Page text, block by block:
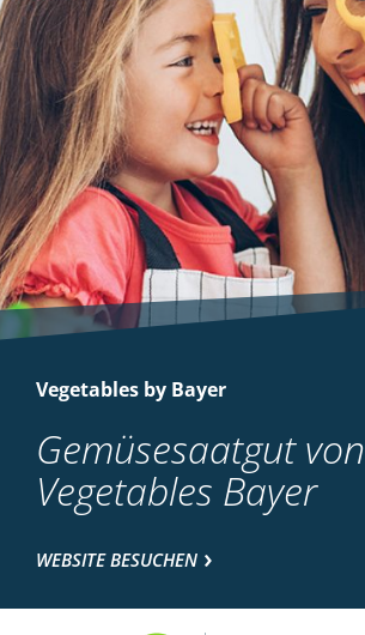
Vegetables by Bayer
Gemüsesaatgut von
Vegetables Bayer
WEBSITE BESUCHEN